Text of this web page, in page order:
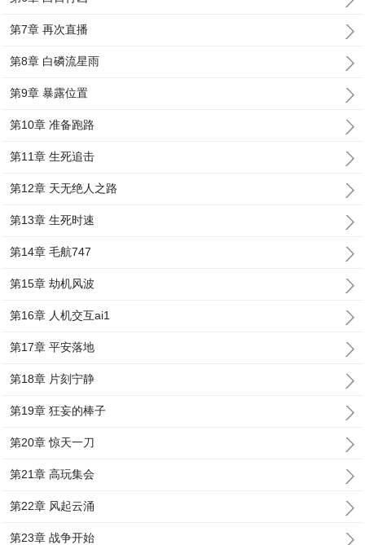
第7章 再次直播
第8章 白磷流星雨
第9章 暴露位置
第10章 准备跑路
第11章 生死追击
第12章 天无绝人之路
第13章 生死时速
第14章 毛航747
第15章 劫机风波
第16章 人机交互ai1
第17章 平安落地
第18章 片刻宁静
第19章 狂妄的棒子
第20章 惊天一刀
第21章 高玩集会
第22章 风起云涌
第23章 战争开始